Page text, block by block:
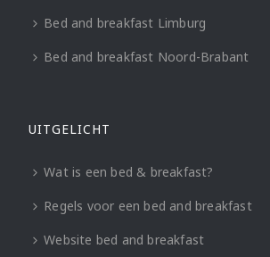
Bed and breakfast Limburg
Bed and breakfast Noord-Brabant
UITGELICHT
Wat is een bed & breakfast?
Regels voor een bed and breakfast
Website bed and breakfast